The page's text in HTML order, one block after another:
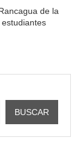
de la
estudiantes
BUSCAR